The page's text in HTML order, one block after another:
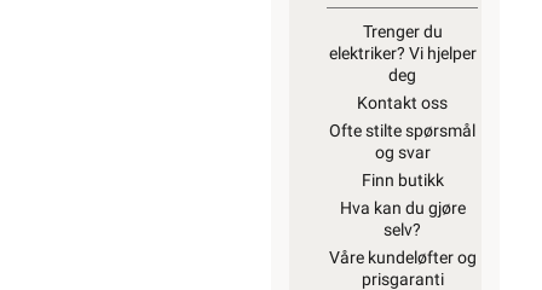
Trenger du
elektriker? Vi hjelper
deg
Kontakt oss
Ofte stilte spørsmål
og svar
Finn butikk
Hva kan du gjøre
selv?
Våre kundeløfter og
prisgaranti